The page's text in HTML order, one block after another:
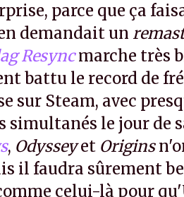
parce que ça
demandait un
Resyncmarche très
battu le record de
sur Steam, avec
simultanés le jour de
, Odysseyet Origins
il faudra sûrement
celui-là pour